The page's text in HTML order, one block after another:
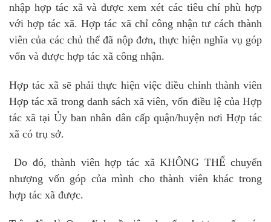
nhập hợp tác xã và được xem xét các tiêu chí phù hợp
với hợp tác xã. Hợp tác xã chỉ công nhận tư cách thành
viên của các chủ thể đã nộp đơn, thực hiện nghĩa vụ góp
vốn và được hợp tác xã công nhận.
Hợp tác xã sẽ phải thực hiện việc điều chỉnh thành viên
Hợp tác xã trong danh sách xã viên, vốn điều lệ của Hợp
tác xã tại Ủy ban nhân dân cấp quận/huyện nơi Hợp tác
xã có trụ sở.
Do đó, thành viên hợp tác xã KHÔNG THỂ chuyển
nhượng vốn góp của mình cho thành viên khác trong
hợp tác xã được.